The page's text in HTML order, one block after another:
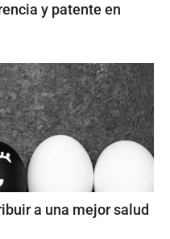
y patente en
a una mejor salud